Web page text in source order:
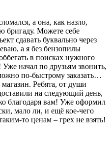
а она, как назло,
бригаду. Можете себе
сдавать буквально через
а я без бензопилы
в поисках нужного
начал по друзьям звонить,
по-быстрому заказать…
Ребята, от души
на следующий день,
благодаря вам! Уже оформил
мало ли, и ещё кое-чего
то ценам – грех не взять!